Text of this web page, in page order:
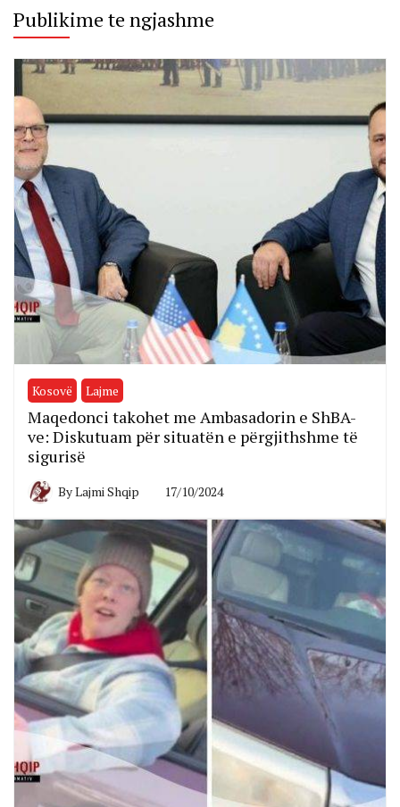
Publikime te ngjashme
Kosovë Lajme
Maqedonci takohet me Ambasadorin e ShBA-
ve: Diskutuam për situatën e përgjithshme të
sigurisë
ByLajmi Shqip 17/10/2024